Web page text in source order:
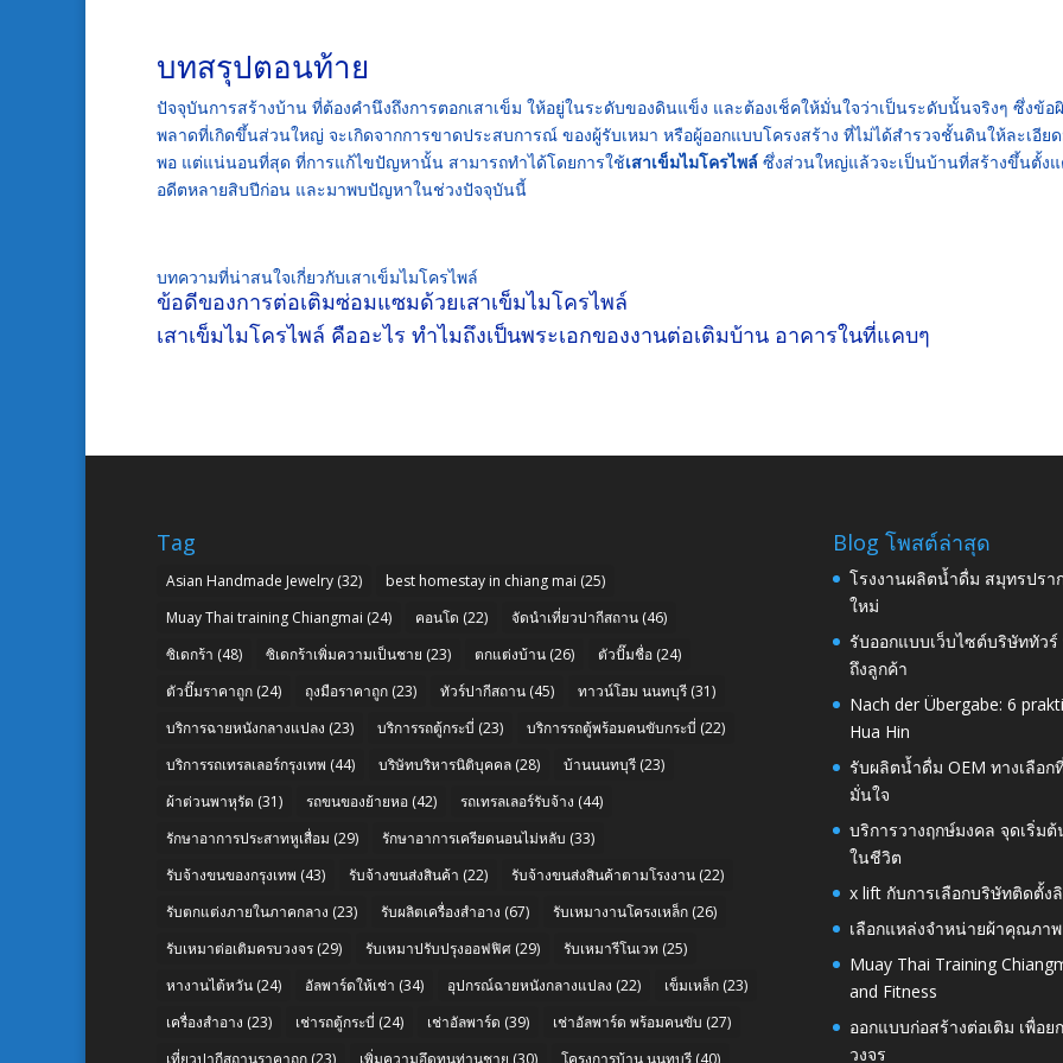
บทสรุปตอนท้าย
ปัจจุบันการสร้างบ้าน ที่ต้องคำนึงถึงการตอกเสาเข็ม ให้อยู่ในระดับของดินแข็ง และต้องเช็คให้มั่นใจว่าเป็นระดับนั้นจริงๆ ซึ่งข้อ
พลาดที่เกิดขึ้นส่วนใหญ่ จะเกิดจากการขาดประสบการณ์ ของผู้รับเหมา หรือผู้ออกแบบโครงสร้าง ที่ไม่ได้สำรวจชั้นดินให้ละเอีย
พอ แต่แน่นอนที่สุด ที่การแก้ไขปัญหานั้น สามารถทำได้โดยการใช้เสาเข็มไมโครไพล์ ซึ่งส่วนใหญ่แล้วจะเป็นบ้านที่สร้างขึ้นตั้ง
อดีตหลายสิบปีก่อน และมาพบปัญหาในช่วงปัจจุบันนี้
บทความที่น่าสนใจเกี่ยวกับเสาเข็มไมโครไพล์
ข้อดีของการต่อเติมซ่อมแซมด้วยเสาเข็มไมโครไพล์
เสาเข็มไมโครไพล์ คืออะไร ทำไมถึงเป็นพระเอกของงานต่อเติมบ้าน อาคารในที่แคบๆ
Tag
Asian Handmade Jewelry (32) best homestay in chiang mai (25)
Muay Thai training Chiangmai (24) คอนโด (22) จัดนำเที่ยวปากีสถาน (46)
ซิเดกร้า (48) ซิเดกร้าเพิ่มความเป็นชาย (23) ตกแต่งบ้าน (26) ตัวปั๊มชื่อ (24)
ตัวปั๊มราคาถูก (24) ถุงมือราคาถูก (23) ทัวร์ปากีสถาน (45) ทาวน์โฮม นนทบุรี (31)
บริการฉายหนังกลางแปลง (23) บริการรถตู้กระบี่ (23) บริการรถตู้พร้อมคนขับกระบี่ (22)
บริการรถเทรลเลอร์กรุงเทพ (44) บริษัทบริหารนิติบุคคล (28) บ้านนนทบุรี (23)
ผ้าต่วนพาหุรัด (31) รถขนของย้ายหอ (42) รถเทรลเลอร์รับจ้าง (44)
รักษาอาการประสาทหูเสื่อม (29) รักษาอาการเครียดนอนไม่หลับ (33)
รับจ้างขนของกรุงเทพ (43) รับจ้างขนส่งสินค้า (22) รับจ้างขนส่งสินค้าตามโรงงาน (22)
รับตกแต่งภายในภาคกลาง (23) รับผลิตเครื่องสำอาง (67) รับเหมางานโครงเหล็ก (26)
รับเหมาต่อเติมครบวงจร (29) รับเหมาปรับปรุงออฟฟิศ (29) รับเหมารีโนเวท (25)
หางานไต้หวัน (24) อัลพาร์ดให้เช่า (34) อุปกรณ์ฉายหนังกลางแปลง (22) เข็มเหล็ก (23)
เครื่องสำอาง (23) เช่ารถตู้กระบี่ (24) เช่าอัลพาร์ด (39) เช่าอัลพาร์ด พร้อมคนขับ (27)
Blog โพสต์ล่าสุด
โรงงานผลิตน้ำดื่ม สมุทรปรา
ใหม่
รับออกแบบเว็บไซต์บริษัททัวร์
ถึงลูกค้า
Nach der Übergabe: 6
Hua Hin
รับผลิตน้ำดื่ม OEM ทางเลือ
มั่นใจ
บริการวางฤกษ์มงคล จุดเริ่ม
ในชีวิต
x lift กับการเลือกบริษัทติดตั้ง
เลือกแหล่งจำหน่ายผ้าคุณภา
Muay Thai Training
and Fitness
ออกแบบก่อสร้างต่อเติม เพื่อ
วงจร